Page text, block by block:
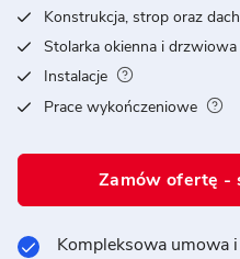
Konstrukcja, strop oraz dach
Stolarka okienna i drzwiowa
Instalacje
Prace wykończeniowe
Zamów ofertę -
Kompleksowa umowa